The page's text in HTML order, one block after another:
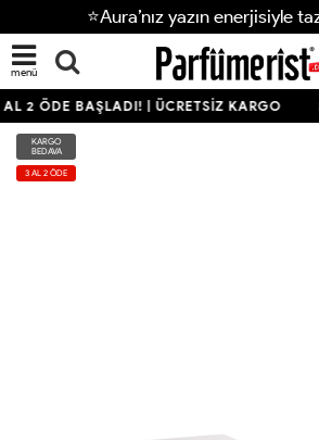
⭐Aura’nız yazın enerjisiyle
menü
2 ÖDE BAŞLADI! | ÜCRETSİZ KARGO
KARGO
BEDAVA
3 AL 2 ÖDE